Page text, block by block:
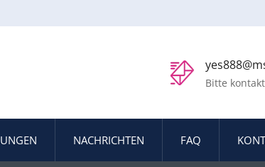
Bitte
NACHRICHTEN FAQ